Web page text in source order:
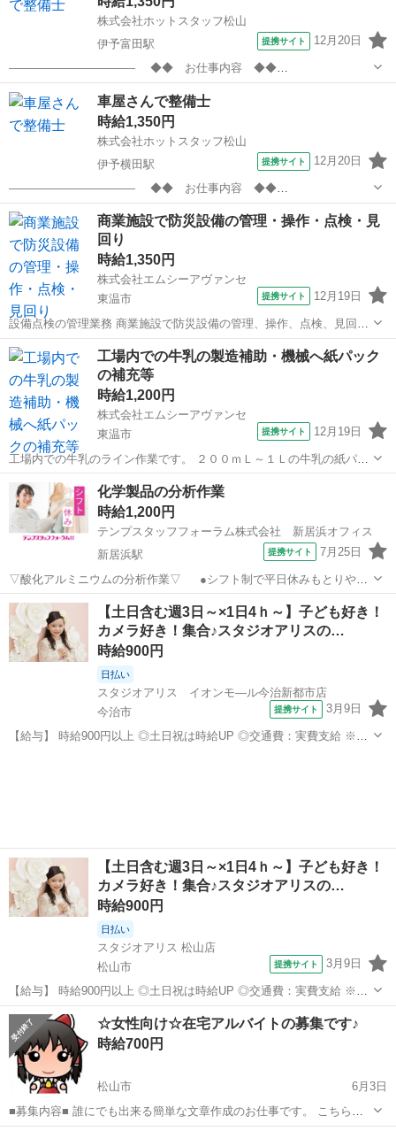
株式会社ホットスタッフ松山
伊予富田駅
提携サイト 12月20日
——————————— ◆◆ お仕事内容 ◆◆
——————————— 資格を活かせる♪ 大手企業の車屋さんで整備
士のお仕事！ ［車の整備全般］ ・オイル交換 ・タイヤ交換 ・修理部
品の交換 ・車検整備 ・点検整備 ・...
愛媛 伊予富田駅 その他
車屋さんで整備士
時給1,350円
株式会社ホットスタッフ松山
伊予横田駅
提携サイト 12月20日
——————————— ◆◆ お仕事内容 ◆◆
——————————— 資格を活かせる♪ 大手企業の車屋さんで整備
士のお仕事！ ［車の整備全般］ ・オイル交換 ・タイヤ交換 ・修理部
品の交換 ・車検整備 ・点検整備 ・...
愛媛 伊予市 伊予横田駅 その他
商業施設で防災設備の管理・操作・点検・見
回り
時給1,350円
株式会社エムシーアヴァンセ
東温市
提携サイト 12月19日
設備点検の管理業務 商業施設で防災設備の管理、操作、点検、見回り
等を行っていただきます。 派遣社員 ◇各種社会保険完備 (加入保険
は、就業時間により異なります。) ◇学歴不問 ◇未経験者活躍中 ◇主
婦(主夫)活躍中 ...
愛媛 東温市 その他
工場内での牛乳の製造補助・機械へ紙パック
の補充等
時給1,200円
株式会社エムシーアヴァンセ
東温市
提携サイト 12月19日
工場内での牛乳のライン作業です。 ２００ｍＬ～１Ｌの牛乳の紙パッ
クを 機械にセット、補充するだけ！ とても簡単な作業ですぐ慣れま
す！ ★未経験者歓迎！ ★慣れるまで先輩社員が教えてくれるので安心
♪ 派遣社員 ◇各種社...
愛媛 東温市 その他
化学製品の分析作業
時給1,200円
テンプスタッフフォーラム株式会社 新居浜オフィス
新居浜駅
提携サイト 7月25日
▽酸化アルミニウムの分析作業▽ ●シフト制で平日休みもとりやす
い♪ ●教育担当者がしっかり教えてくれるので安心です◎ ●未経験の方
もチャレンジOK！経験がある方もスキルや知識を活かせます！
★【WEB面談実施中】おうちで...
愛媛 新居浜市 新居浜駅 その他
【土日含む週3日～×1日4ｈ～】子ども好き！
カメラ好き！集合♪スタジオアリスの…
時給900円
日払い
スタジオアリス イオンモ―ル今治新都市店
今治市
提携サイト 3月9日
【給与】 時給900円以上 ◎土日祝は時給UP ◎交通費：実費支給 ※月
【土日含む週3日～×1日4ｈ～】子ども好き！
カメラ好き！集合♪スタジオアリスの…
時給900円
日払い
スタジオアリス 松山店
松山市
提携サイト 3月9日
【給与】 時給900円以上 ◎土日祝は時給UP ◎交通費：実費支給 ※月
額15,000円まで 準社員制度、社内資格取得による昇給あり！ 社内資格
を有すると時給100円以上アップも可能です。 【前給制度あり】 働い
た分のお...
愛媛 松山市 その他
☆女性向け☆在宅アルバイトの募集です♪
時給700円
松山市
6月3日
■募集内容■ 誰にでも出来る簡単な文章作成のお仕事です。 こちらか